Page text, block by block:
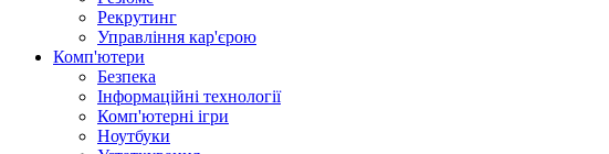
Рекрутинг
Управління кар'єрою
Комп'ютери
Безпека
Інформаційні технології
Комп'ютерні ігри
Ноутбуки